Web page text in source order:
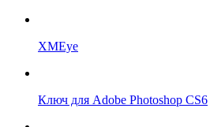
XMEye
Ключ для Adobe Photoshop CS6